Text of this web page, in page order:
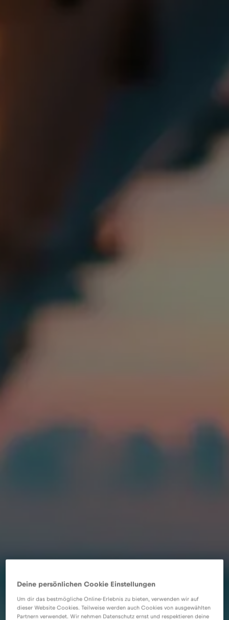
Deine persönlichen Cookie Einstellungen
Um dir das bestmögliche Online-Erlebnis zu bieten, verwenden wir auf
dieser Website Cookies. Teilweise werden auch Cookies von ausgewählten
Partnern verwendet. Wir nehmen Datenschutz ernst und respektieren deine